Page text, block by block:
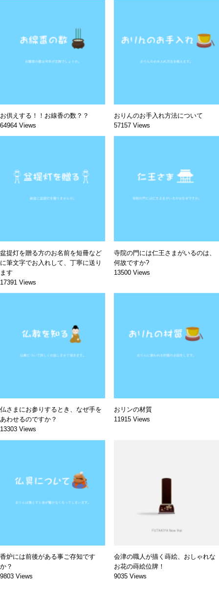
お供えする！！お線香の数？？
64964 Views
おりんのお手入れ方法について
57157 Views
盆提灯を贈る方のお名前を短冊など
に筆文字でお入れして、丁寧に送り
ます
17391 Views
寺院の門には仁王さまがいるのは、
何故ですか?
13500 Views
仏さまにお参りするとき、なぜ手を
あわせるのですか？
13303 Views
おリンの材質
11915 Views
香炉には前後がある事ご存知です
か？
9803 Views
会津の職人が描く蒔絵、おしゃれな
お花の蒔絵位牌！
9035 Views